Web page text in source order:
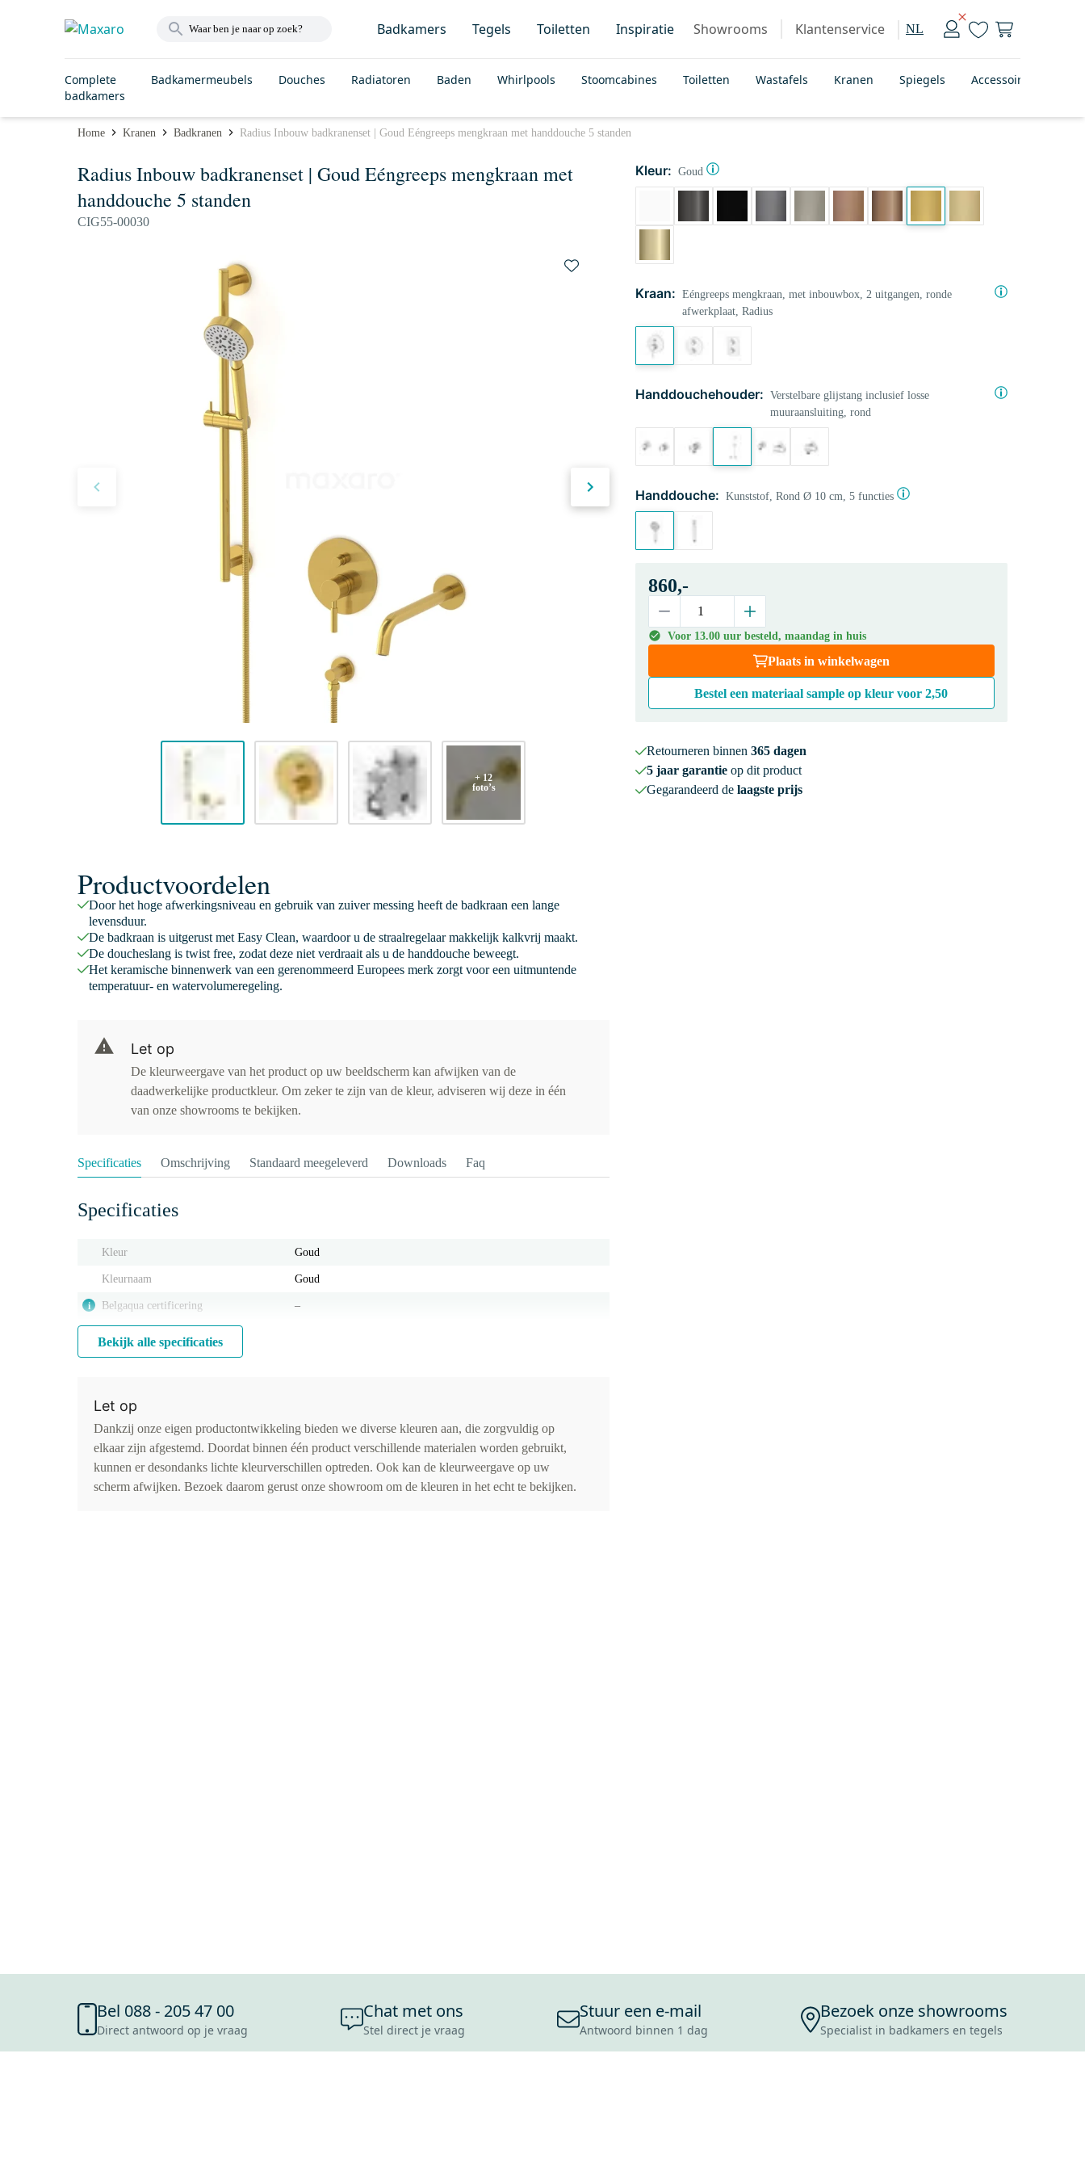
Badkamers Tegels Toiletten Inspiratie Showrooms Klantenservice NL
Complete
badkamers
Badkamermeubels Douches Radiatoren Baden Whirlpools Stoomcabines Toiletten Wastafels Kranen Spiegels Accessoires
Home Kranen Badkranen Radius Inbouw badkranenset | Goud Eéngreeps mengkraan met handdouche 5 standen
Radius Inbouw badkranenset | Goud Eéngreeps mengkraan met
handdouche 5 standen
CIG55-00030
+ 12
foto’s
Kleur: Goud
Kraan: Eéngreeps mengkraan, met inbouwbox, 2 uitgangen, ronde
afwerkplaat, Radius
Handdouchehouder: Verstelbare glijstang inclusief losse
muuraansluiting, rond
Handdouche: Kunststof, Rond Ø 10 cm, 5 functies
860,-
Voor 13.00 uur besteld, maandag in huis
Plaats in winkelwagen
Bestel een materiaal sample op kleur voor2,50
Retourneren binnen 365 dagen
5 jaar garantieop dit product
Gegarandeerd de laagste prijs
Productvoordelen
Door het hoge afwerkingsniveau en gebruik van zuiver messing heeft de badkraan een lange
levensduur.
De badkraan is uitgerust met Easy Clean, waardoor u de straalregelaar makkelijk kalkvrij maakt.
De doucheslang is twist free, zodat deze niet verdraait als u de handdouche beweegt.
Het keramische binnenwerk van een gerenommeerd Europees merk zorgt voor een uitmuntende
temperatuur- en watervolumeregeling.
Let op
De kleurweergave van het product op uw beeldscherm kan afwijken van de
daadwerkelijke productkleur. Om zeker te zijn van de kleur, adviseren wij deze in één
van onze showrooms te bekijken.
Specificaties Omschrijving Standaard meegeleverd Downloads Faq
Specificaties
Kleur Goud
Kleurnaam Goud
i Belgaqua certificering ‒
Bekijk alle specificaties
Let op
Dankzij onze eigen productontwikkeling bieden we diverse kleuren aan, die zorgvuldig op
elkaar zijn afgestemd. Doordat binnen één product verschillende materialen worden gebruikt,
kunnen er desondanks lichte kleurverschillen optreden. Ook kan de kleurweergave op uw
scherm afwijken. Bezoek daarom gerust onze showroom om de kleuren in het echt te bekijken.
Bel 088 - 205 47 00
Direct antwoord op je vraag
Chat met ons
Stel direct je vraag
Stuur een e-mail
Antwoord binnen 1 dag
Bezoek onze showrooms
Specialist in badkamers en tegels